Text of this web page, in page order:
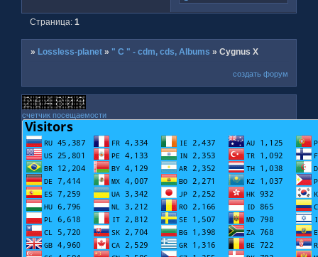
Страница:1
»Lossless-planet » " C " - cdm, cds, Albums »Cygnus X
создать форум
счетчик посещаемости